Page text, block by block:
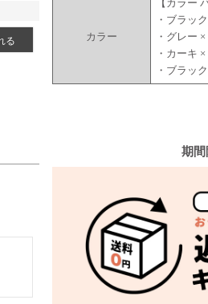
る カラー
【カラー
・ブラッ
・グレー
・カーキ
・ブラッ
期間